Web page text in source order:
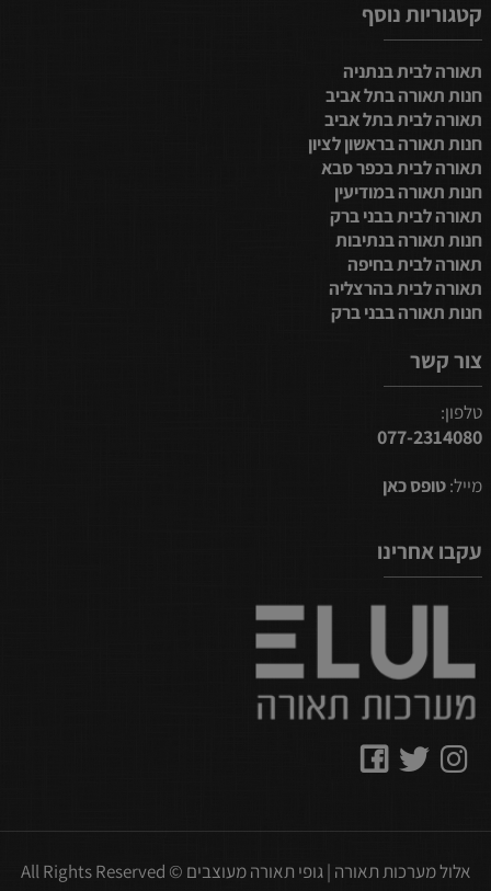
קטגוריות נוסף
תאורה לבית בנתניה
חנות תאורה בתל אביב
תאורה לבית בתל אביב
חנות תאורה בראשון לציון
תאורה לבית בכפר סבא
חנות תאורה במודיעין
תאורה לבית בבני ברק
חנות תאורה בנתיבות
תאורה לבית בחיפה
תאורה לבית בהרצליה
חנות תאורה בבני ברק
צור קשר
טלפון:
077-2314080
מייל:טופס כאן
עקבו אחרינו
אלול מערכות תאורה | גופי תאורה מעוצבים © All Rights Reserved